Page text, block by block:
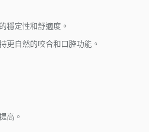
穩定性和舒適度。
自然的咬合和口腔功能。
高。